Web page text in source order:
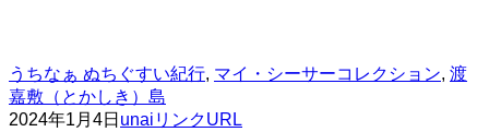
うちなぁ ぬちぐすい紀行, マイ・シーサーコレクション, 渡
嘉敷（とかしき）島
2024年1月4日 unai リンクURL